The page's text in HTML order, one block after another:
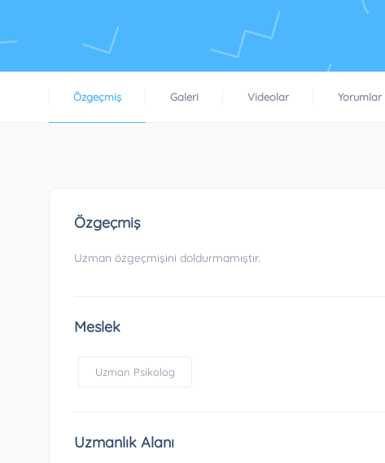
Özgeçmiş Galeri Videolar Yorumlar
Özgeçmiş
Uzman özgeçmişini doldurmamıştır.
Meslek
Uzman Psikolog
Uzmanlık Alanı